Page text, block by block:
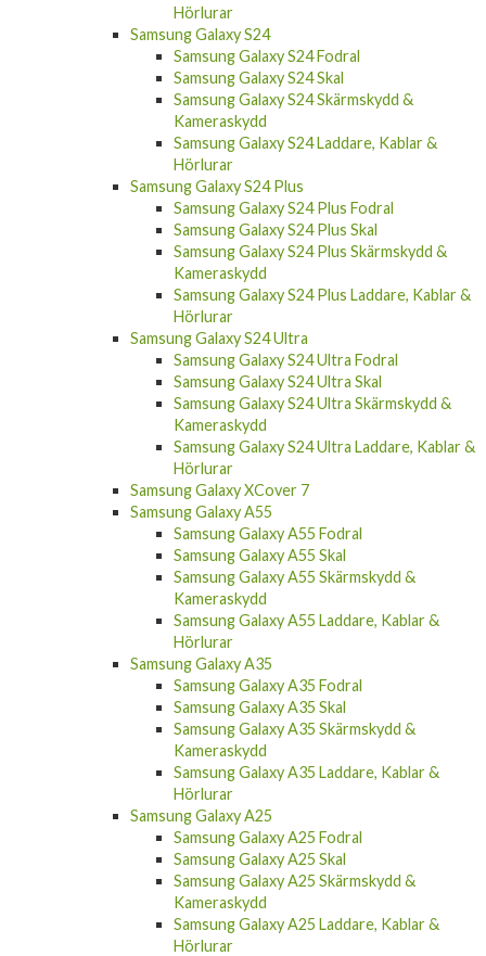
Hörlurar
Samsung Galaxy S24
Samsung Galaxy S24 Fodral
Samsung Galaxy S24 Skal
Samsung Galaxy S24 Skärmskydd &
Kameraskydd
Samsung Galaxy S24 Laddare, Kablar &
Hörlurar
Samsung Galaxy S24 Plus
Samsung Galaxy S24 Plus Fodral
Samsung Galaxy S24 Plus Skal
Samsung Galaxy S24 Plus Skärmskydd &
Kameraskydd
Samsung Galaxy S24 Plus Laddare, Kablar &
Hörlurar
Samsung Galaxy S24 Ultra
Samsung Galaxy S24 Ultra Fodral
Samsung Galaxy S24 Ultra Skal
Samsung Galaxy S24 Ultra Skärmskydd &
Kameraskydd
Samsung Galaxy S24 Ultra Laddare, Kablar &
Hörlurar
Samsung Galaxy XCover 7
Samsung Galaxy A55
Samsung Galaxy A55 Fodral
Samsung Galaxy A55 Skal
Samsung Galaxy A55 Skärmskydd &
Kameraskydd
Samsung Galaxy A55 Laddare, Kablar &
Hörlurar
Samsung Galaxy A35
Samsung Galaxy A35 Fodral
Samsung Galaxy A35 Skal
Samsung Galaxy A35 Skärmskydd &
Kameraskydd
Samsung Galaxy A35 Laddare, Kablar &
Hörlurar
Samsung Galaxy A25
Samsung Galaxy A25 Fodral
Samsung Galaxy A25 Skal
Samsung Galaxy A25 Skärmskydd &
Kameraskydd
Samsung Galaxy A25 Laddare, Kablar &
Hörlurar